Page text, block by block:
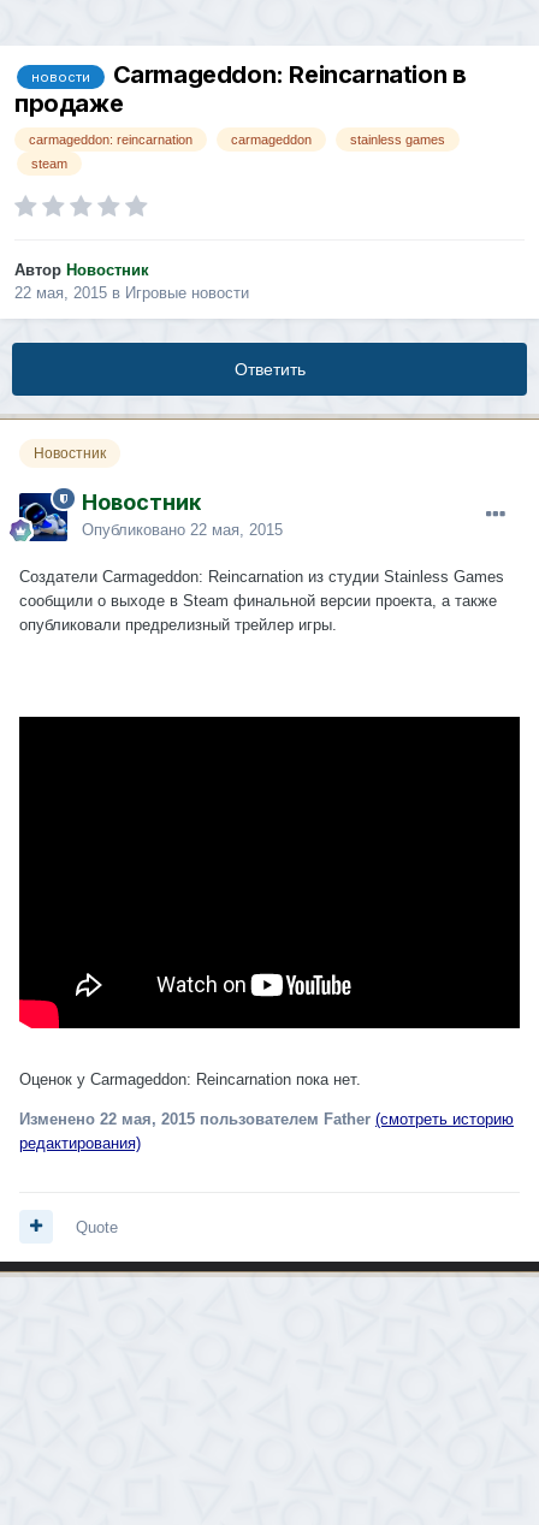
новости
Carmageddon: Reincarnation в
продаже
carmageddon: reincarnation carmageddon
stainless games
steam
Автор Новостник
22 мая, 2015 в Игровые новости
Ответить
Новостник
Новостник
Опубликовано 22 мая, 2015
Создатели Carmageddon: Reincarnation из студии Stainless Games
сообщили о выходе в Steam финальной версии проекта, а также
опубликовали предрелизный трейлер игры.
Оценок у Carmageddon: Reincarnation пока нет.
Изменено 22 мая, 2015 пользователем Father (смотреть историю
редактирования)
Quote